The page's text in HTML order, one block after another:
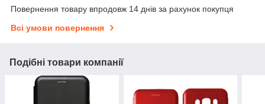
Повернення товару впродовж 14 днів за рахунок покупця
Всі умови повернення
Подібні товари компанії